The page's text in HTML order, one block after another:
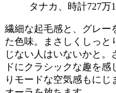
タナカ、時計727万
繊細な起毛感と、グレー
た色味。まさしくしっと
じない人はいないかと。
ドにクラシックな趣を
りモードな空気感もに